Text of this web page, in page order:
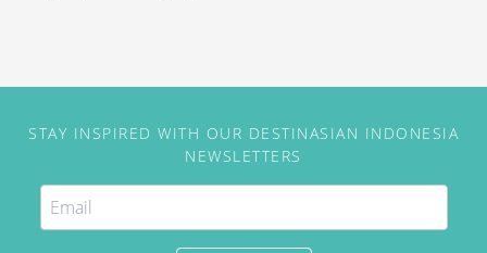
STAY INSPIRED WITH OUR DESTINASIAN INDONESIA
NEWSLETTERS